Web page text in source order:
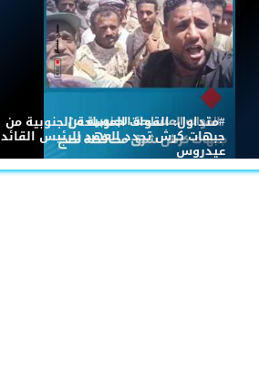
#متداول: القوات المسلحة الجنوبية من
جبهات كرش تجدد العهد للرئيس القائد
عيدروس